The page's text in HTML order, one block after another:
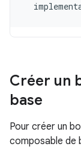
Créer un
base
Pour créer un
composable de